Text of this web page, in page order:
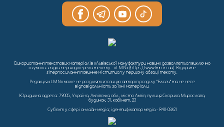
Використання текстових матеріалів «Львівської мануфактури новин» дозволяється виключно
за умови згадки першоджерела тексту – «LMN» (https://www.lmn.in.ua). Відкрите
гіперпосилання повинне міститися у першому абзаці тексту.
Редакція «LMN» може не розділяти позицію авторів розділу “Блоги” та не несе
відповідальність за їхні матеріали.
Юридична адреса: 79005, Україна, Львівська обл., місто Львів, вулиця Скорика Мирослава,
будинок, 31, кабінет, 23
Cуб'єкт у сфері онлайн-медіа; ідентифікатор медіа - R40-03621